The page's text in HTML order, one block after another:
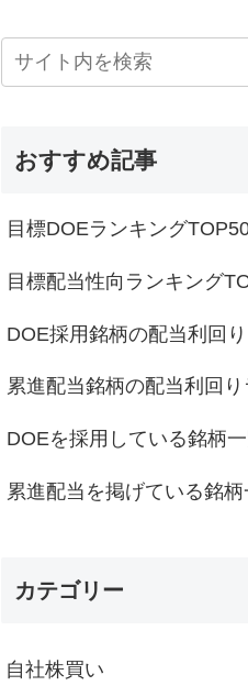
おすすめ記事
目標DOEランキング
目標配当性向ランキング
DOE採用銘柄の配当利回
累進配当銘柄の配当利回
DOEを採用している銘柄
累進配当を掲げている銘柄
カテゴリー
自社株買い